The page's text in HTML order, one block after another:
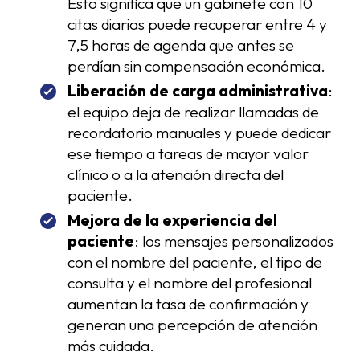
citas diarias puede recuperar entre 4 y
7,5 horas de agenda que antes se
perdían sin compensación económica.
Liberación de carga administrativa:
el equipo deja de realizar llamadas de
recordatorio manuales y puede dedicar
ese tiempo a tareas de mayor valor
clínico o a la atención directa del
paciente.
Mejora de la experiencia del
paciente: los mensajes personalizados
con el nombre del paciente, el tipo de
consulta y el nombre del profesional
aumentan la tasa de confirmación y
generan una percepción de atención
más cuidada.